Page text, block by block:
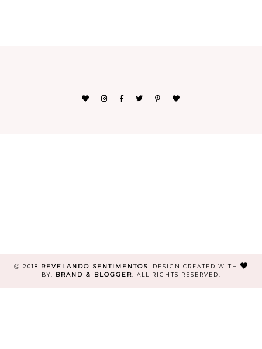
Ⓒ 2018 REVELANDO SENTIMENTOS.
DESIGN CREATED WITH
BY:
BRAND & BLOGGER. ALL RIGHTS RESERVED.